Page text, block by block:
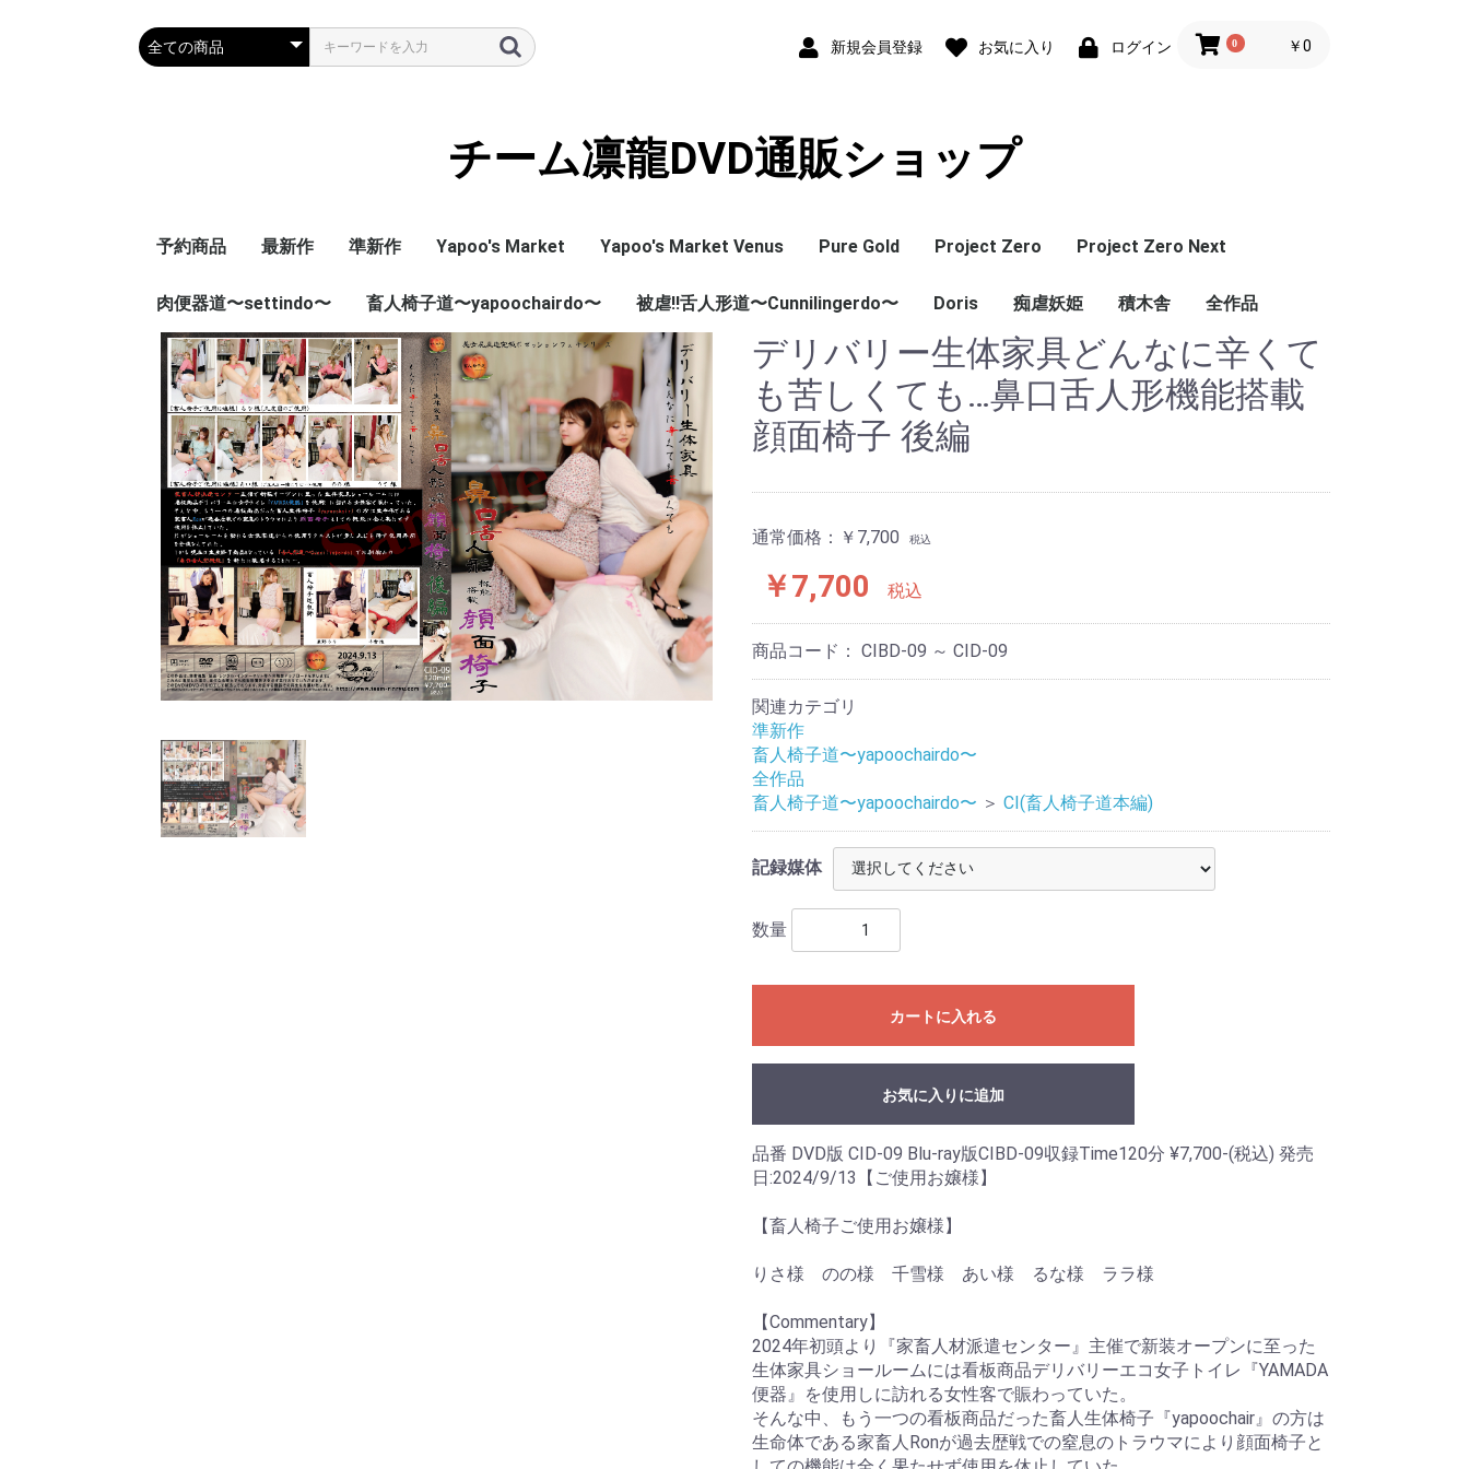
新規会員登録 お気に入り ログイン 0 ￥0
チーム凛龍DVD通販ショップ
予約商品 最新作 準新作 Yapoo's Market
YM(Yapoo's Market
YS(Yapoo's Market
RPD(Yapoo's Market
Yapoo's Market Venus
YMV(Yapoo's Market
YVF(Yapoo's Market
Pure Gold
PG（Pure Gold 本
PSD（Pure Gold 総集
Project Zero
ZR(Project Zero 本
ZSD(Project Zero 総
Project Zero Next
ZRN(Project Zero
ZSD(Project Zero
肉便器道〜settindo〜
ST(肉便器道本編)
SBR (肉便器道総集編)
畜人椅子道〜yapoochairdo〜
CI(畜人椅子道本編)
被虐!!舌人形道〜Cunnilingerdo〜
HC(舌人形道本編)
Doris
DRD(Doris 総集編)
痴虐妖姫
SRS(痴虐妖姫本編)
積木舎
TH(おむつシリーズ 本
編)
MOP(おむつシリーズ
総集編)
全作品
デリバリー生体家具どんなに辛くて
も苦しくても…鼻口舌人形機能搭載
顔面椅子 後編
通常価格： ￥7,700 税込
￥7,700 税込
商品コード： CIBD-09 ～ CID-09
関連カテゴリ
準新作
畜人椅子道〜yapoochairdo〜
全作品
畜人椅子道〜yapoochairdo〜 ＞ CI(畜人椅子道本編)
記録媒体
数量
カートに入れる
お気に入りに追加
品番 DVD版 CID-09 Blu-ray版CIBD-09収録Time120分 ¥7,700-(税込) 発売
日:2024/9/13【ご使用お嬢様】
【畜人椅子ご使用お嬢様】
りさ様 のの様 千雪様 あい様 るな様 ララ様
【Commentary】
2024年初頭より『家畜人材派遣センター』主催で新装オープンに至った
生体家具ショールームには看板商品デリバリーエコ女子トイレ『YAMADA
便器』を使用しに訪れる女性客で賑わっていた。
そんな中、もう一つの看板商品だった畜人生体椅子『yapoochair』の方は
生命体である家畜人Ronが過去歴戦での窒息のトラウマにより顔面椅子と